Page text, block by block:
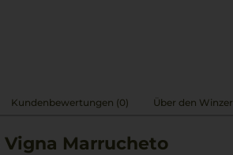
Kundenbewertungen (0) Über den Winzer
Marrucheto